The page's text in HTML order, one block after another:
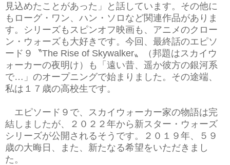
見込めたことがあった」と話しています。その他に
もローグ・ワン、ハン・ソロなど関連作品がありま
す。シリーズもスピンオフ映画も、アニメのクロー
ン・ウォーズも大好きです。今回、最終話のエピソ
ード９〝The Rise of Skywalker〟（邦題はスカイウ
ォーカーの夜明け）も「遠い昔、遥か彼方の銀河系
で…」のオープニングで始まりました。その途端、
私は１７歳の高校生です。
エピソード９で、スカイウォーカー家の物語は完
結しましたが、２０２２年から新スター・ウォーズ
シリーズが公開されるそうです。２０１９年、５９
歳の大晦日、また、新たなる希望をいただきまし
た。